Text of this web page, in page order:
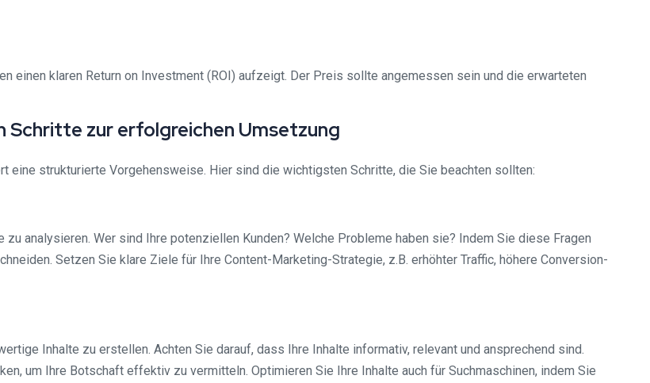
einen klaren Return on Investment (ROI) aufzeigt. Der Preis sollte angemessen sein und die erwarteten
zur erfolgreichen Umsetzung
strukturierte Vorgehensweise. Hier sind die wichtigsten Schritte, die Sie beachten sollten:
analysieren. Wer sind Ihre potenziellen Kunden? Welche Probleme haben sie? Indem Sie diese Fragen
Setzen Sie klare Ziele für Ihre Content-Marketing-Strategie, z.B. erhöhter Traffic, höhere Conversion-
Inhalte zu erstellen. Achten Sie darauf, dass Ihre Inhalte informativ, relevant und ansprechend sind.
um Ihre Botschaft effektiv zu vermitteln. Optimieren Sie Ihre Inhalte auch für Suchmaschinen, indem Sie